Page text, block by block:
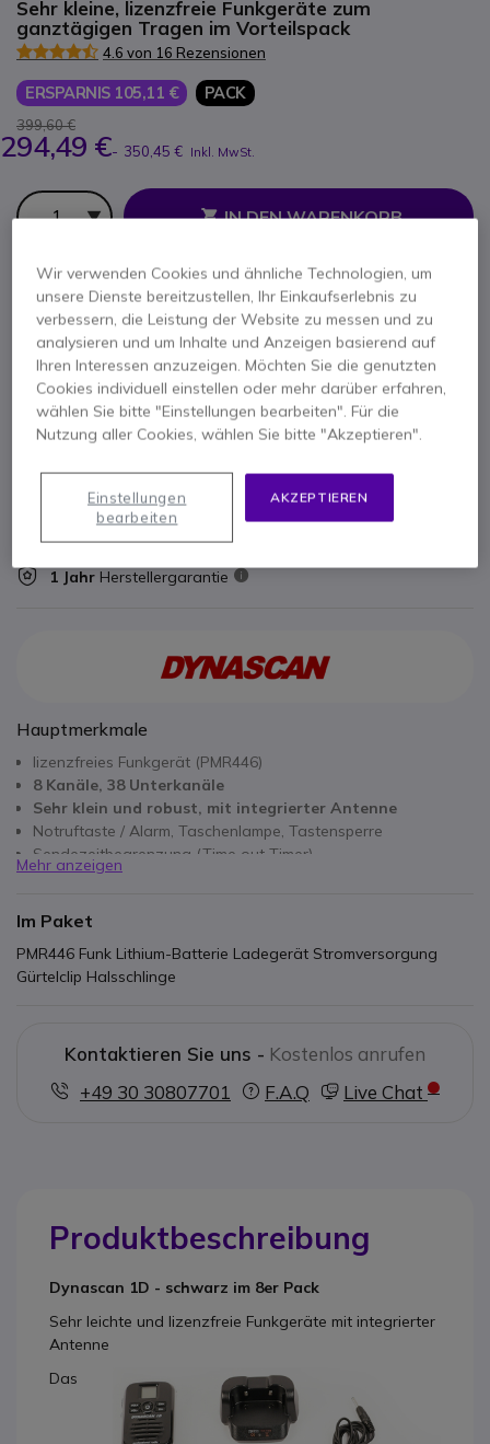
Sehr kleine, lizenzfreie Funkgeräte zum
ganztägigen Tragen im Vorteilspack
4.6 von 16 Rezensionen
ERSPARNIS 105,11 € PACK
399,60 €
294,49 €- 350,45 € Inkl. MwSt.
Anzahl
IN DEN WARENKORB
ANGEBOT IN 4 STUNDEN
50 Produkte auf Lager Lieferung: 24/48 Std.
Im Vorteilspack enthalten:
x8 Dynascan 1D - schwarz
1 Jahr Herstellergarantie
Hauptmerkmale
lizenzfreies Funkgerät (PMR446)
8 Kanäle, 38 Unterkanäle
Sehr klein und robust, mit integrierter Antenne
Notruftaste / Alarm, Taschenlampe, Tastensperre
Sendezeitbegrenzung (Time out Timer)
Mehr anzeigen
Im Paket
PMR446 Funk Lithium-Batterie Ladegerät Stromversorgung
Gürtelclip Halsschlinge
Kontaktieren Sie uns - Kostenlos anrufen
+49 30 30807701
F.A.Q Live Chat
Produktbeschreibung
Dynascan 1D - schwarz im 8er Pack
Sehr leichte und lizenzfreie Funkgeräte mit integrierter
Antenne
Das
Wir verwenden Cookies und ähnliche Technologien, um
unsere Dienste bereitzustellen, Ihr Einkaufserlebnis zu
verbessern, die Leistung der Website zu messen und zu
analysieren und um Inhalte und Anzeigen basierend auf
Ihren Interessen anzuzeigen. Möchten Sie die genutzten
Cookies individuell einstellen oder mehr darüber erfahren,
wählen Sie bitte "Einstellungen bearbeiten". Für die
Nutzung aller Cookies, wählen Sie bitte "Akzeptieren".
AKZEPTIEREN
Einstellungen
bearbeiten